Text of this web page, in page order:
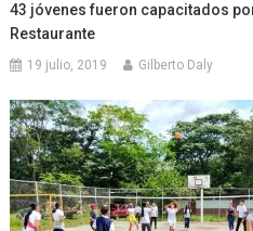
43 jóvenes fueron capacitados
Restaurante
19 julio, 2019 Gilberto Daly